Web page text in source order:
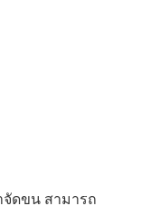
ดขน สามารถ